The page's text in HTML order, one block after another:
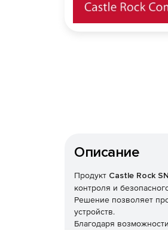
Описание
Продукт Castle Rock
контроля и
Решение позволяет
устройств.
Благодаря